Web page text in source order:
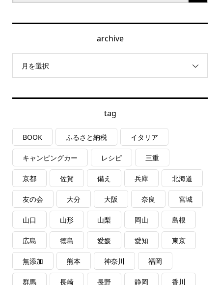
archive
月を選択
tag
BOOK ふるさと納税 イタリア
キャンピングカー レシピ 三重
京都 佐賀 備え 兵庫 北海道
友の会 大分 大阪 奈良 宮城
山口 山形 山梨 岡山 島根
広島 徳島 愛媛 愛知 東京
無添加 熊本 神奈川 福岡
群馬 長崎 長野 静岡 香川